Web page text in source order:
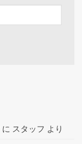
に スタッフ より